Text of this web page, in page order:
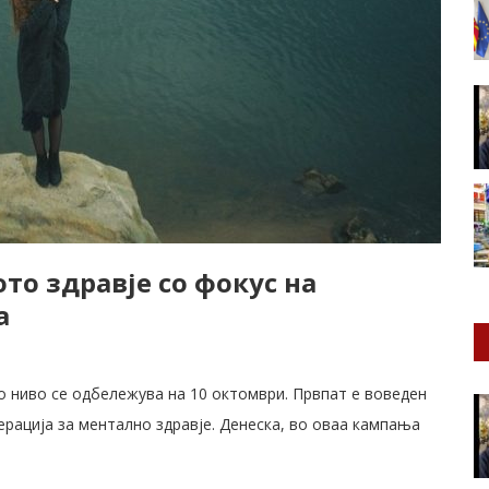
здравје со фокус на
ниво се одбележува на 10 октомври. Првпат е воведен
за ментално здравје. Денеска, во оваа кампања